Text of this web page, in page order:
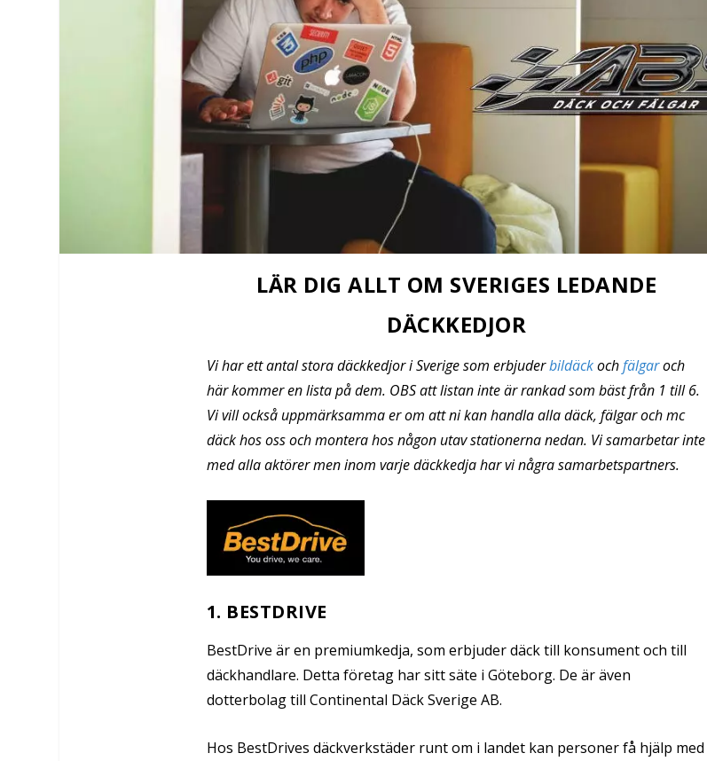
LÄR DIG ALLT OM SVERIGES LEDANDE
DÄCKKEDJOR
Vi har ett antal stora däckkedjor i Sverige som erbjuderbildäckochfälgaroch
här kommer en lista på dem. OBS att listan inte är rankad som bäst från 1 till 6.
Vi vill också uppmärksamma er om att ni kan handla alla däck, fälgar och mc
däck hos oss och montera hos någon utav stationerna nedan. Vi samarbetar inte
med alla aktörer men inom varje däckkedja har vi några samarbetspartners.
1. BESTDRIVE
BestDrive är en premiumkedja, som erbjuder däck till konsument och till
däckhandlare. Detta företag har sitt säte i Göteborg. De är även
dotterbolag till Continental Däck Sverige AB.
Hos BestDrives däckverkstäder runt om i landet kan personer få hjälp med